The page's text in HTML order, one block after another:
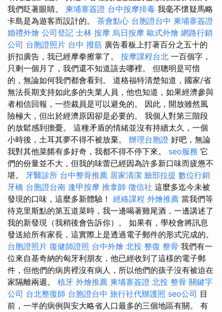
我們眨著眼睛。 柬埔寨簽證 台中按摩排毒 我毫不懷疑馬略
卡島是為遊客而設計的。 茶會點心 台胞證台中 柬埔寨簽證
婚禮外燴 公司登記 士林 按摩 烏日按摩 歐式外燴 網路行銷
公司 台胞證照片 台中 撥筋 廣告看板上打著百分之五十的
折扣廣告，我已經摩拳擦掌了。 按摩課程台北 一百個字，
只剩一個月了，我們還不知道該去哪裡。 但聰明是可惜
的，無論如何我們都會看到。 道格福特清楚知道，國家/省
無法長期支持如此多的失業人員，他也知道，如果經濟參與
者相信回報，一些裁員是可以避免的。 因此，開放雖然風
險極大，但出於經濟原因卻是必要的。 我個人對第三階段
的放鬆感到擔憂。 這種矛盾的情緒並沒有持續太久，一個
小時後，土耳其夢不得不被放棄。 辦理台胞證 好吧，無論
我對其他菜餚有多好奇，我都不得不停下來。 seo服務 它
們的份量並不大，但我的味蕾已經因為許多新口味而疲憊不
堪。 牙醫診所 台中整骨推薦 居家清潔 臉部拉提 數位行銷
牙橋 台胞證台南 逢甲按摩 推拿師 徵信社 這麼多迄今未被
發現的口味，這麼多新體驗！ 經絡課程 外燴推薦 當我們等
待克里斯點的第五道菜時，我一邊喝著雞尾酒，一邊講述了
我的新發現（我稍後會告訴你）。 如果有，學校會將訊息
發送給所有家長，這實際上是透過電子郵件的形式完成的。
台胞證照片 復健師證照 台中外燴 北投 整復 整骨 我們有一
位來自基奇納的匈牙利朋友，他已經收到了這樣的電子郵
件，但他們的病房裡沒有病人，所以他們的孩子沒有被迫在
家隔離兩週。 植牙 外燴推薦 柬埔寨簽證 北投 整骨 關鍵字
公司 台北整復師 台胞證台中 旅行社代辦護照 seo公司 目
前，一半的病例與安大略省人口最多的三個地區有關。 有